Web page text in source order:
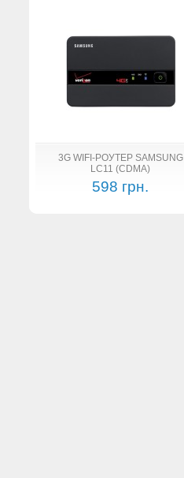
3G WIFI-РОУТЕР SAMSUNG
LC11 (CDMA)
598 грн.